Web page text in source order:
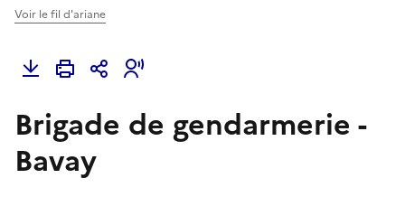
Voir le fil d'ariane
Brigade de gendarmerie -
Bavay